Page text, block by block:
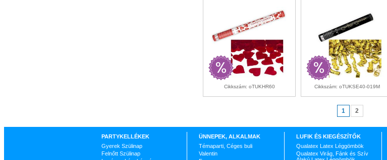
Cikkszám: oTUKHR60 Cikkszám: oTUKSE40-019M
1 2
PARTYKELLÉKEK
Gyerek Szülinap
Felnőtt Szülinap
ÜNNEPEK, ALKALMAK
Témaparti, Céges buli
Valentin
LUFIK ÉS KIEGÉSZÍTŐK
Qualatex Latex Léggömbök
Qualatex Virág, Fánk és Szív